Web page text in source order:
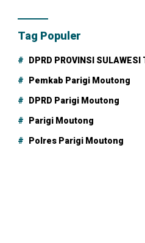
Tag Populer
DPRD PROVINSI SULAWESI
Pemkab Parigi Moutong
DPRD Parigi Moutong
Parigi Moutong
Polres Parigi Moutong